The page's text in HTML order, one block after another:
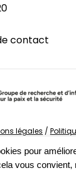
contact
légales /
pour
vous